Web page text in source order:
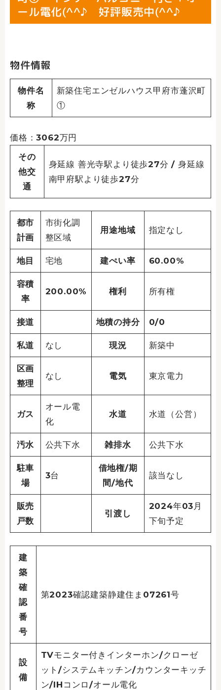
ール電化(^^♪ 好評販売中(^^♪
物件情報
物件名
称
新築住宅エンゼルハウス甲府市蓬沢町
①
価格：3062万円
その
他交
通
身延線 善光寺駅より徒歩27分 / 身延線
南甲府駅より徒歩27分
都市
計画
市街化調
整区域
用途地域 指定なし
地目 宅地 建ぺい率 60.00%
容積
率
200.00% 権利 所有権
接道 地積の持分 0/0
私道 なし 現況 新築中
区画
整理
なし 電気 東京電力
ガス
オール電
化
水道 水道（公営）
汚水 公共下水 雑排水 公共下水
駐車
場
3台
借地権/期
間/地代
該当なし
販売
戸数
引渡し
2024年03月
下旬予定
建
築
確
認
番
号
第2023確認建築静建住ま07261号
設
備
TVモニター付きインターホン/クローゼ
ット/システムキッチン/カウンターキッチ
ン/IHコンロ/オール電化